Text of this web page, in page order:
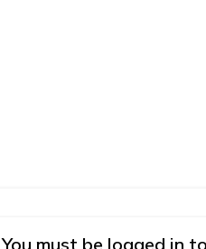
You must be logged in